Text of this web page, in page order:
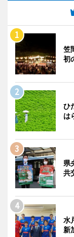
笠
初
ひ
は
県
共
水
新